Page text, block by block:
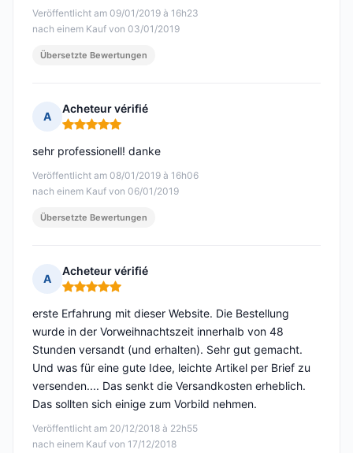
Veröffentlicht am 09/01/2019 à 16h23
nach einem Kauf von 03/01/2019
Übersetzte Bewertungen
A
Acheteur vérifié
Hinweis: 5 von 5
Veröffentlicht am 08/01/2019 à 16h06
nach einem Kauf von 06/01/2019
sehr professionell! danke
Übersetzte Bewertungen
A
Acheteur vérifié
Hinweis: 5 von 5
Veröffentlicht am 20/12/2018 à 22h55
nach einem Kauf von 17/12/2018
erste Erfahrung mit dieser Website. Die Bestellung
wurde in der Vorweihnachtszeit innerhalb von 48
Stunden versandt (und erhalten). Sehr gut gemacht.
Und was für eine gute Idee, leichte Artikel per Brief zu
versenden.... Das senkt die Versandkosten erheblich.
Das sollten sich einige zum Vorbild nehmen.